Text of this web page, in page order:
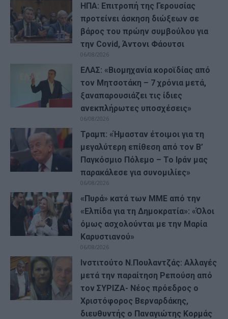
ΗΠΑ: Επιτροπή της Γερουσίας
προτείνει άσκηση διώξεων σε
βάρος του πρώην συμβούλου για
την Covid, Άντονι Φάουτσι
06/08/2026
ΕΛΑΣ: «Βιομηχανία κοροϊδίας από
τον Μητσοτάκη – 7 χρόνια μετά,
ξαναπαρουσιάζει τις ίδιες
ανεκπλήρωτες υποσχέσεις»
06/08/2026
Τραμπ: «Ήμασταν έτοιμοι για τη
μεγαλύτερη επίθεση από τον Β’
Παγκόσμιο Πόλεμο – Το Ιράν μας
παρακάλεσε για συνομιλίες»
06/08/2026
«Πυρά» κατά των ΜΜΕ από την
«Ελπίδα για τη Δημοκρατία»: «Όλοι
όμως ασχολούνται με την Μαρία
Καρυστιανού»
06/08/2026
Ινστιτούτο Ν.Πουλαντζάς: Αλλαγές
μετά την παραίτηση Ρεπούση από
τον ΣΥΡΙΖΑ- Νέος πρόεδρος ο
Χριστόφορος Βερναρδάκης,
διευθυντής ο Παναγιώτης Κορμάς